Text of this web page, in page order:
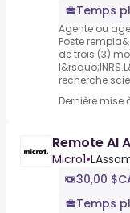
Temps
Agente ou
Poste
de trois (3)
recherche
Dernière mise
Remote AI
Micro1•
30,00
Temps